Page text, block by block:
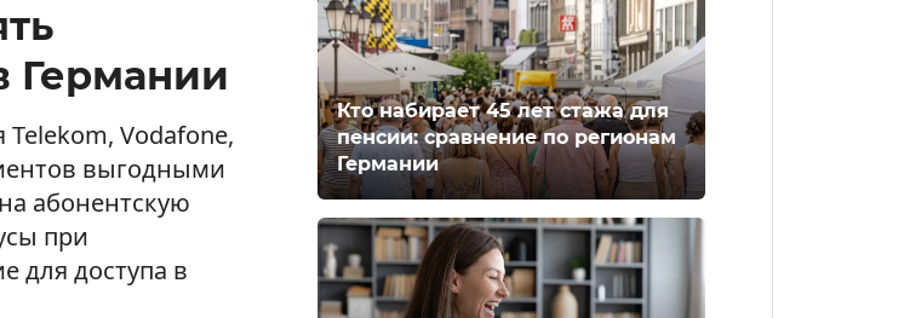
Германии
Vodafone,
выгодными
абонентскую
при
для доступа в
Кто набирает 45 лет стажа для
пенсии: сравнение по регионам
Германии